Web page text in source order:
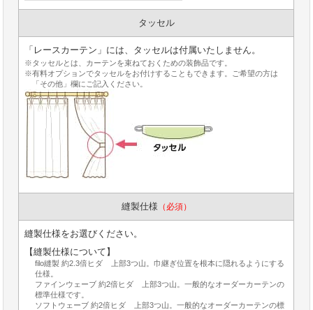
タッセル
「レースカーテン」には、タッセルは付属いたしません。
※タッセルとは、カーテンを束ねておくための装飾品です。
※有料オプションでタッセルをお付けすることもできます。ご希望の方は
「その他」欄にご記入ください。
縫製仕様 （必須）
縫製仕様をお選びください。
【縫製仕様について】
filo縫製 約2.3倍ヒダ 上部3つ山。巾継ぎ位置を根本に隠れるようにする
仕様。
ファインウェーブ 約2倍ヒダ 上部3つ山。一般的なオーダーカーテンの
標準仕様です。
ソフトウェーブ 約2倍ヒダ 上部3つ山。一般的なオーダーカーテンの標